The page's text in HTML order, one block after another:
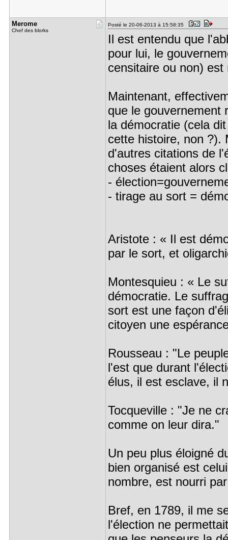
Merome
Chef des blorks
Posté le 20-06-2013 à 15:58:35
Il est entendu que
pour lui, le
censitaire ou non) est
Maintenant,
que le gouvernement
la démocratie (cela
cette histoire, non ?).
d'autres citations de
choses étaient alors
-
- tirage au sort =
Aristote : « Il est
par le sort, et
Montesquieu : « Le
démocratie. Le
sort est une façon
citoyen une
Rousseau : "Le
l'est que durant
élus, il est esclave, il
Tocqueville : "Je ne
comme on leur dira."
Un peu plus éloigné
bien organisé est
nombre, est nourri
Bref, en 1789, il me
l'élection ne